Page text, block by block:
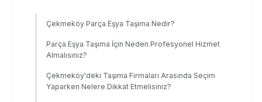
Çekmeköy Parça Eşya Taşıma Nedir?
Parça Eşya Taşıma İçin Neden Profesyonel Hizmet
Almalısınız?
Çekmeköy'deki Taşıma Firmaları Arasında Seçim
Yaparken Nelere Dikkat Etmelisiniz?